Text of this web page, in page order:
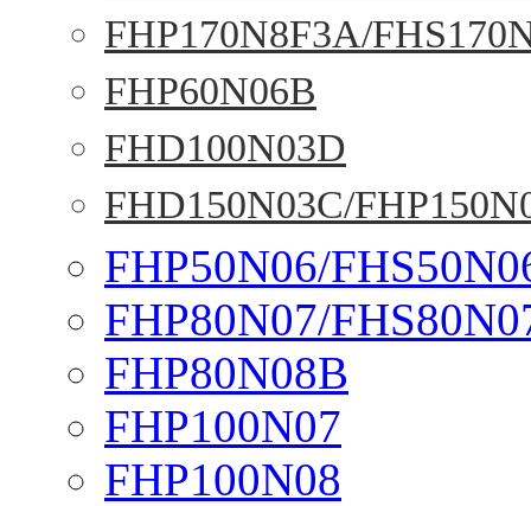
FHP170N8F3A/
FHP60N06B
FHD100N03D
FHD150N03C/
FHP50N06/
FHP80N07/
FHP80N08B
FHP100N07
FHP100N08